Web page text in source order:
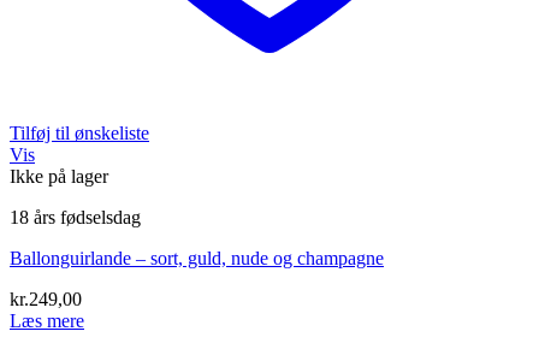
Tilføj til ønskeliste
Vis
Ikke på lager
18 års fødselsdag
Ballonguirlande – sort, guld, nude og champagne
kr.249,00
Læs mere